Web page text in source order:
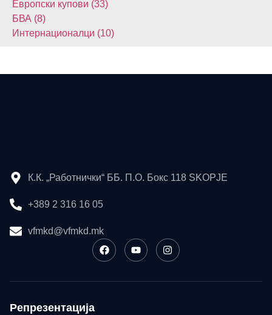
Европски купови (33)
БВА (8)
Интернационалци (10)
К.К. „Работнички“ ББ. П.О. Бокс 118 SKOPJE
+389 2 316 16 05
vfmkd@vfmkd.mk
Репрезентација